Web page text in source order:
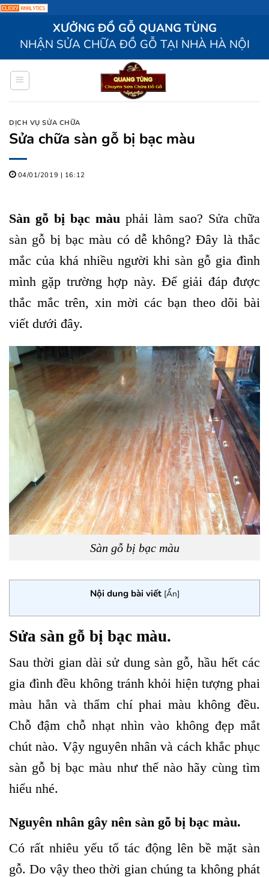
XƯỞNG ĐỒ GỖ QUANG TÙNG
NHẬN SỬA CHỮA ĐỒ GỖ TẠI NHÀ HÀ NỘI
DỊCH VỤ SỬA CHỮA
Sửa chữa sàn gỗ bị bạc màu
04/01/2019 | 16:12
Sàn gỗ bị bạc màu phải làm sao? Sửa chữa
sàn gỗ bị bạc màu có dễ không? Đây là thắc
mắc của khá nhiều người khi sàn gỗ gia đình
mình gặp trường hợp này. Để giải đáp được
thắc mắc trên, xin mời các bạn theo dõi bài
viết dưới đây.
Sàn gỗ bị bạc màu
Nội dung bài viết [Ẩn]
Sửa sàn gỗ bị bạc màu.
Sau thời gian dài sử dung sàn gỗ, hầu hết các
gia đình đều không tránh khỏi hiện tượng phai
màu hẳn và thẩm chí phai màu không đều.
Chỗ đậm chỗ nhạt nhìn vào không đẹp mắt
chút nào. Vậy nguyên nhân và cách khắc phục
sàn gỗ bị bạc màu như thế nào hãy cùng tìm
hiểu nhé.
Nguyên nhân gây nên sàn gỗ bị bạc màu.
Có rất nhiêu yếu tố tác động lên bề mặt sàn
gỗ. Do vậy theo thời gian chúng ta không phát